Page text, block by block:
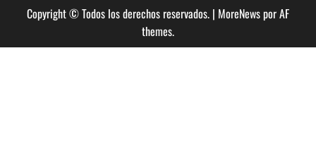
Copyright © Todos los derechos reservados. | MoreNewspor AF
themes.